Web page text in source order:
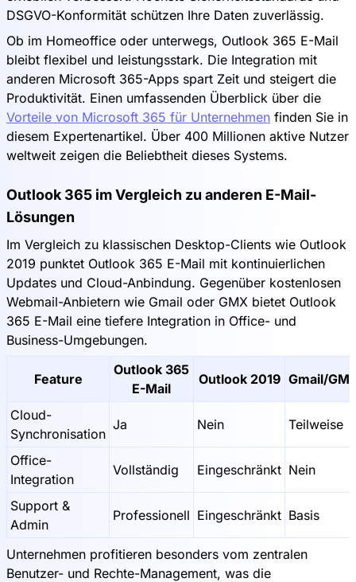
DSGVO-Konformität schützen Ihre Daten zuverlässig.
Ob im Homeoffice oder unterwegs, Outlook 365 E-Mail
bleibt flexibel und leistungsstark. Die Integration mit
anderen Microsoft 365-Apps spart Zeit und steigert die
Produktivität. Einen umfassenden Überblick über die
Vorteile von Microsoft 365 für Unternehmen finden Sie in
diesem Expertenartikel. Über 400 Millionen aktive Nutzer
weltweit zeigen die Beliebtheit dieses Systems.
Outlook 365 im Vergleich zu anderen E-Mail-
Lösungen
Im Vergleich zu klassischen Desktop-Clients wie Outlook
2019 punktet Outlook 365 E-Mail mit kontinuierlichen
Updates und Cloud-Anbindung. Gegenüber kostenlosen
Webmail-Anbietern wie Gmail oder GMX bietet Outlook
365 E-Mail eine tiefere Integration in Office- und
Business-Umgebungen.
Feature
Outlook 365
E-Mail
Outlook 2019 Gmail/
Cloud-
Synchronisation
Ja Nein Teilweise
Office-
Integration
Vollständig Eingeschränkt Nein
Support &
Admin
Professionell Eingeschränkt Basis
Unternehmen profitieren besonders vom zentralen
Benutzer- und Rechte-Management, was die